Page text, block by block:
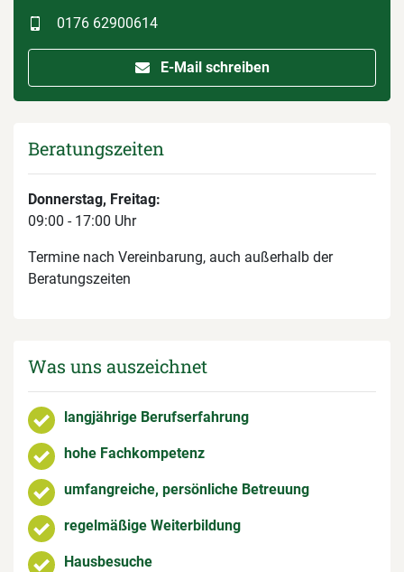
0176 62900614
E-Mail schreiben
Beratungszeiten
Donnerstag, Freitag:
09:00 - 17:00 Uhr
Termine nach Vereinbarung, auch außerhalb der
Beratungszeiten
Was uns auszeichnet
langjährige Berufserfahrung
hohe Fachkompetenz
umfangreiche, persönliche Betreuung
regelmäßige Weiterbildung
Hausbesuche